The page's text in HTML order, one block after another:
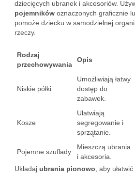
dziecięcych ubranek i akcesoriów.
pojemników oznaczonych graficznie
pomoże dziecku w samodzielnej
rzeczy.
Rodzaj
przechowywania
Opis
Niskie półki
Umożliwiają łatwy
dostęp do
zabawek.
Kosze
Ułatwiają
segregowanie i
sprzątanie.
Pojemne szuflady
Mieszczą ubrania
i akcesoria.
Układaj ubrania pionowo , aby